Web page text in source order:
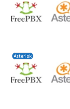
Asterisk